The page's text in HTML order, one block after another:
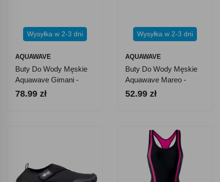
Wysyłka w 2-3 dni
AQUAWAVE
Buty Do Wody Męskie
Aquawave Gimani -
Czarno-Czerwone
78.99 zł
Wysyłka w 2-3 dni
AQUAWAVE
Buty Do Wody Męskie
Aquawave Mareo -
Czarno-Niebieskie
52.99 zł